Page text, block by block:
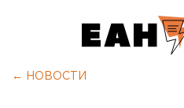
← НОВОСТИ